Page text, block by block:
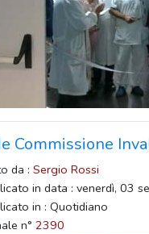
Commissione
da : Sergio Rossi
in data : venerdì, 03
in : Quotidiano
n° 2390